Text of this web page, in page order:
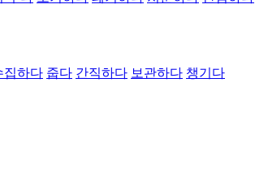
집하다 줍다 간직하다 보관하다 챙기다